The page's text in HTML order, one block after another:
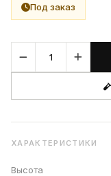
Под заказ
ХАРАКТЕРИСТИКИ
Высота